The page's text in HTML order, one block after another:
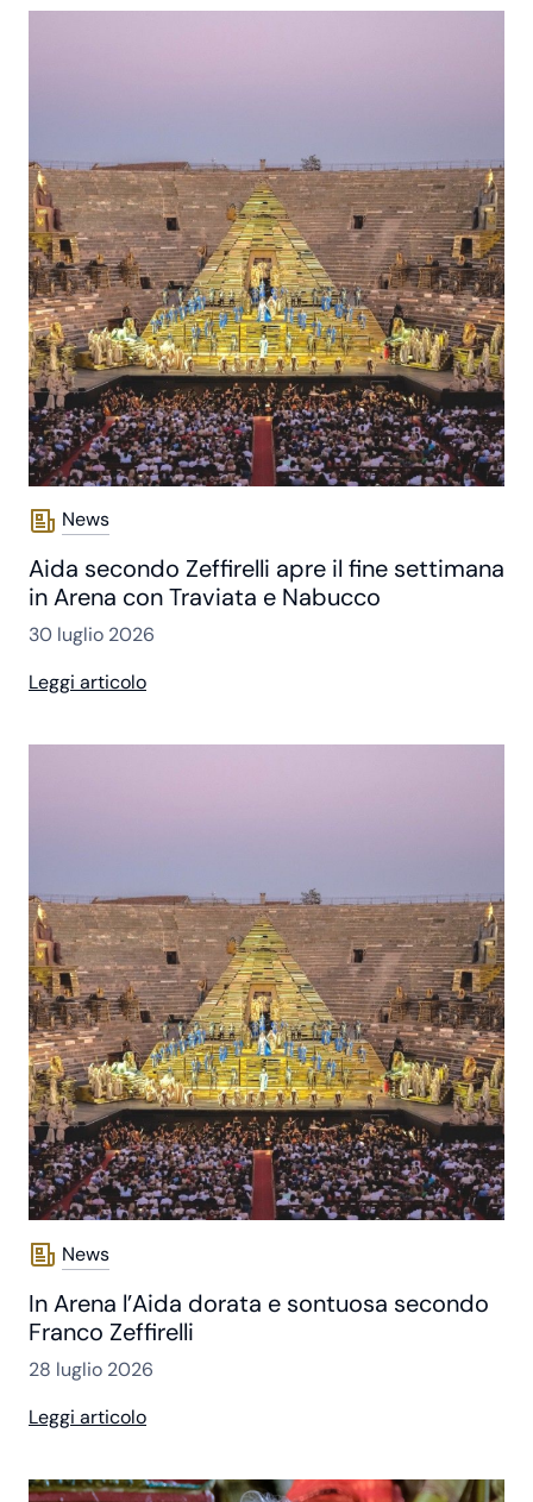
News
Aida secondo Zeffirelli apre il fine settimana
in Arena con Traviata e Nabucco
30 luglio 2026
Leggi articolo
News
In Arena l’Aida dorata e sontuosa secondo
Franco Zeffirelli
28 luglio 2026
Leggi articolo